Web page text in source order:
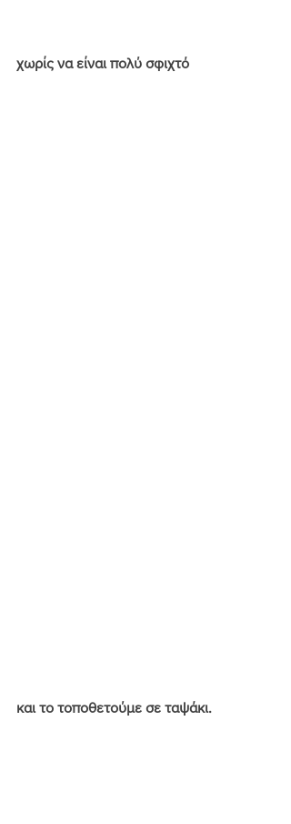
χωρίς να είναι πολύ σφιχτό
και το τοποθετούμε σε ταψάκι.